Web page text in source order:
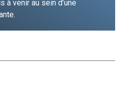
venir au sein d’une